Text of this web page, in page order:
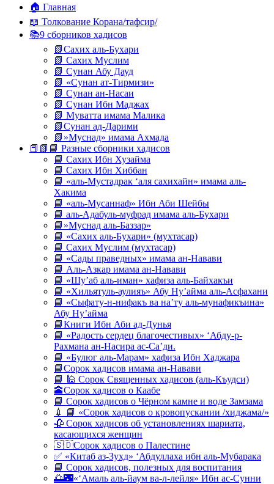
содержимому
🏠 Главная
📖 Толкование Корана/тафсир/
📚9 сборников хадисов
📗Сахих аль-Бухари
📗 Сахих Муслим
📗 Сунан Абу Дауд
📗 «Сунан ат-Тирмизи»
📗 Сунан ан-Насаи
📗 Сунан Ибн Маджах
📗 Муватта имама Малика
📗Сунан ад-Дарими
📗»Муснад» имама Ахмада
📕📗📘 Разные сборники хадисов
📘 Сахих Ибн Хузайма
📘 Сахих Ибн Хиббан
📘 «аль-Мустадрак ‘аля сахихайн» имама аль-
Хакима
📘 «аль-Мусаннаф» Ибн Аби Шейбы
📘 аль-Адабуль-муфрад имама аль-Бухари
📘»Муснад аль-Баззар»
📘 «Сахих аль-Бухари» (мухтасар)
📘 Сахих Муслим (мухтасар)
📘 «Сады праведных» имама ан-Навави
📘 Аль-Азкар имама ан-Навави
📘 «Шу’аб аль-иман» хафиза аль-Байхакъи
📘 «Хильятуль-аулияъ» Абу Ну’айма аль-Асфахани
📘 «Сыфату-н-нифакъ ва на’ту аль-мунафикъина»
Абу Ну’айма
📘Книги Ибн Аби ад-Дунья
📘 «Радость сердец благочестивых» ‘Абду-р-
Рахмана ан-Насира ас-Са’ди.
📘 «Булюг аль-Марам» хафиза Ибн Хаджара
📘Сорок хадисов имама ан-Навави
📘 🕌 Сорок Священных хадисов (аль-Къудси)
🕋Сорок хадисов о Каабе
📘 Сорок хадисов о Чёрном камне и воде Замзама
💉 📘 «Сорок хадисов о кровопускании /хиджама/»
🥀 Сорок хадисов об установлениях шариата,
касающихся женщин
🇸🇩Сорок хадисов о Палестине
✅ «Китаб аз-Зухд» ‘Абдуллаха ибн аль-Мубарака
📘 Сорок хадисов, полезных для воспитания
🌅🌃«‘Амаль аль-йаум ва-л-лейля» Ибн ас-Сунни